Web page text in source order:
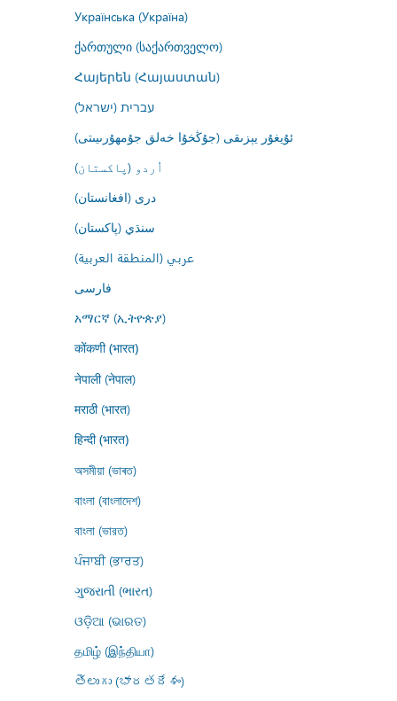
Українська (Україна)
ქართული (საქართველო)
Հայերեն (Հայաստան)
עברית (ישראל)
ئۇيغۇر يېزىقى (جۇڭخۇا خەلق جۇمھۇرىيىتى)
اُردو (پاکستان)
درى (افغانستان)
سنڌي (پاکستان)
عربي (المنطقة العربية)
فارسى
አማርኛ (ኢትዮጵያ)
कोंकणी (भारत)
नेपाली (नेपाल)
मराठी (भारत)
हिन्दी (भारत)
অসমীয়া (ভাৰত)
বাংলা (বাংলাদেশ)
বাংলা (ভারত)
ਪੰਜਾਬੀ (ਭਾਰਤ)
ગુજરાતી (ભારત)
ଓଡ଼ିଆ (ଭାରତ)
தமிழ் (இந்தியா)
తెలుగు (భారతదేశం)